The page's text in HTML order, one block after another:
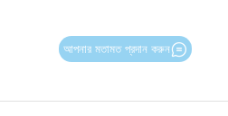
আপনার মতামত প্রদান করুন